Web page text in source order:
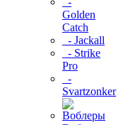
Golden
Catch
- Jackall
- Strike
Pro
-
Svartzonker